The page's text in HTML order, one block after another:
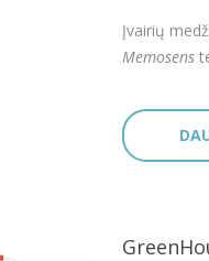
Įvairių
Memosens